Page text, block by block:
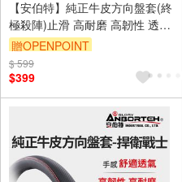
【安伯特】純正牛皮方向盤套(終
極殺陣)止滑 高耐磨 高韌性 透氣
吸汗
贈OPENPOINT
$ 599
$399